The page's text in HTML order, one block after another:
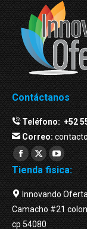
Contáctanos
Teléfono:+52
Correo:
Facebook
page
opens
in
new
Twitter
page
opens
in
new
page
opens
in
new
Tienda fisica:
Innovando
Camacho #21
cp 54080